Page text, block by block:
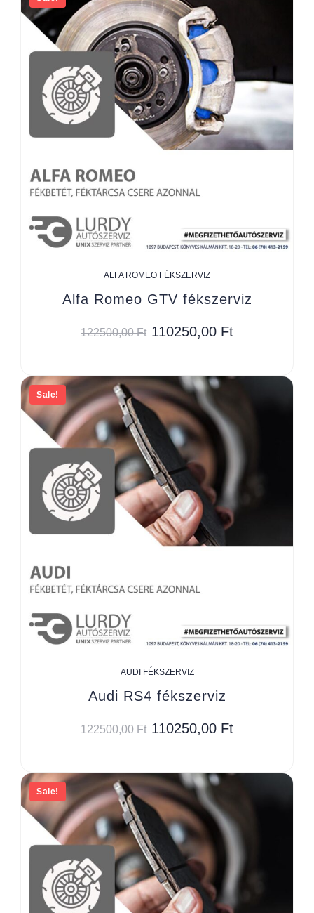
ALFA ROMEO FÉKSZERVIZ
Alfa Romeo GTV fékszerviz
122500,00Ft 110250,00 Ft
Sale!
AUDI FÉKSZERVIZ
Audi RS4 fékszerviz
122500,00Ft 110250,00 Ft
Sale!